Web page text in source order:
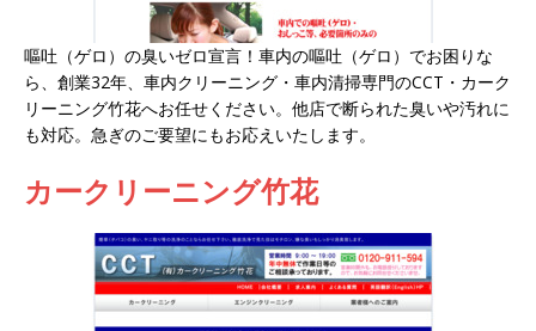
嘔吐（ゲロ）の臭いゼロ宣言！車内の嘔吐（ゲロ）でお困りな
ら、創業32年、車内クリーニング・車内清掃専門のCCT・カーク
リーニング竹花へお任せください。他店で断られた臭いや汚れに
も対応。急ぎのご要望にもお応えいたします。
カークリーニング竹花